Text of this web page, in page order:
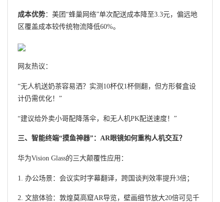
成本优势：美团“蜂巢网络”单次配送成本降至3.3元，偏远地
区覆盖成本较传统物流降低60%。
网友热议：
“无人机送奶茶容易洒？实测10杯仅1杯侧翻，但方形餐盒设
计仍需优化！”
“建议给外卖小哥配降落伞，和无人机PK配送速度！”
三、智能终端“摸鱼神器”：AR眼镜如何重构人机交互？
华为Vision Glass的三大颠覆性应用：
1. 办公场景：会议实时字幕翻译，跨国谈判效率提升3倍；
2. 文旅体验：敦煌莫高窟AR导览，壁画细节放大20倍可见千